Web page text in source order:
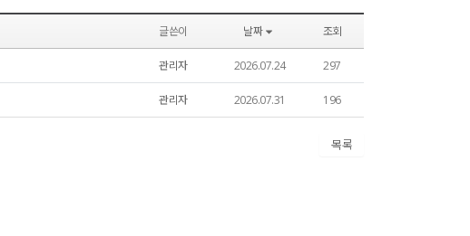
글쓴이 날짜 조회
관리자 2026.07.24 297
관리자 2026.07.31 196
목록